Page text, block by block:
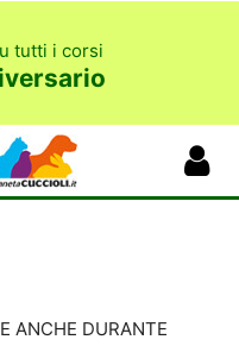
tutti i corsi
ANCHE DURANTE